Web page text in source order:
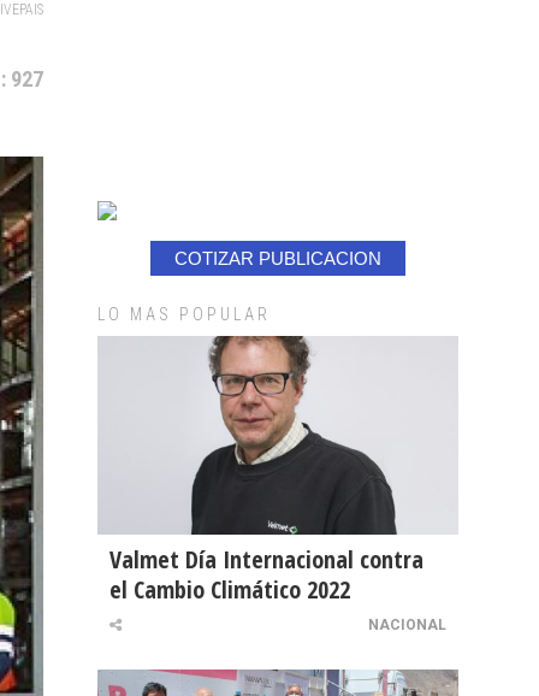
927
COTIZAR PUBLICACION
LO MAS POPULAR
Valmet Día Internacional contra
el Cambio Climático 2022
NACIONAL